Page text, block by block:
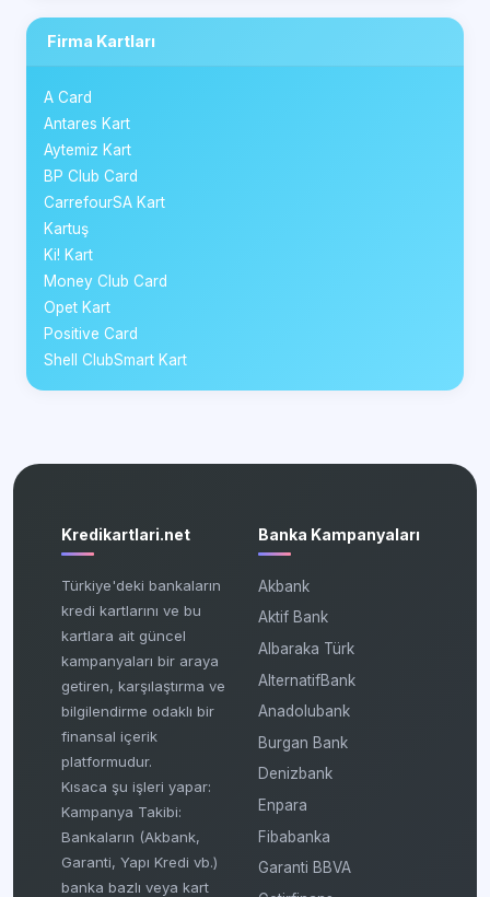
Firma Kartları
A Card
Antares Kart
Aytemiz Kart
BP Club Card
CarrefourSA Kart
Kartuş
Ki! Kart
Money Club Card
Opet Kart
Positive Card
Shell ClubSmart Kart
Kredikartlari.net
Türkiye'deki bankaların
kredi kartlarını ve bu
kartlara ait güncel
kampanyaları bir araya
getiren, karşılaştırma ve
bilgilendirme odaklı bir
finansal içerik
platformudur.
Kısaca şu işleri yapar:
Kampanya Takibi:
Bankaların (Akbank,
Garanti, Yapı Kredi vb.)
banka bazlı veya kart
Banka Kampanyaları
Akbank
Aktif Bank
Albaraka Türk
AlternatifBank
Anadolubank
Burgan Bank
Denizbank
Enpara
Fibabanka
Garanti BBVA